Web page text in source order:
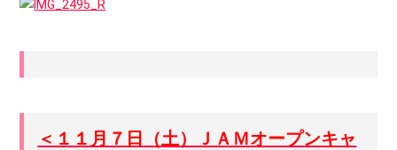
＜１１月７日（土）ＪＡＭオープンキャ